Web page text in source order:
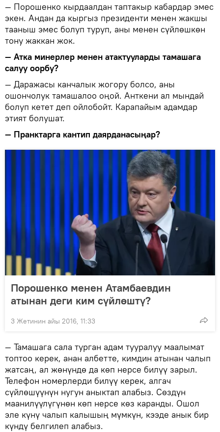
— Порошенко кырдаалдан таптакыр кабардар эмес
экен. Андан да кыргыз президенти менен жакшы
тааныш эмес болуп туруп, аны менен сүйлөшкөн
тону жаккан жок.
— Атка минерлер менен атактууларды тамашага
салуу оорбу?
— Даражасы канчалык жогору болсо, аны
ошончолук тамашалоо оңой. Анткени ал мындай
болуп кетет деп ойлобойт. Карапайым адамдар
этият болушат.
— Пранктарга кантип даярданасыңар?
Порошенко менен Атамбаевдин
атынан деги ким сүйлөштү?
3 Жетинин айы 2016, 11:33
— Тамашага сала турган адам тууралуу маалымат
топтоо керек, анан албетте, кимдин атынан чалып
жатсаң, ал жөнүндө да көп нерсе билүү зарыл.
Телефон номерлерди билүү керек, алгач
сүйлөшүүнүн нугун аныктап алабыз. Сөздүн
маанилүүлүгүнөн көп нерсе көз каранды. Ошол
эле күнү чалып калышың мүмкүн, кээде анык бир
күндү белгилеп алабыз.